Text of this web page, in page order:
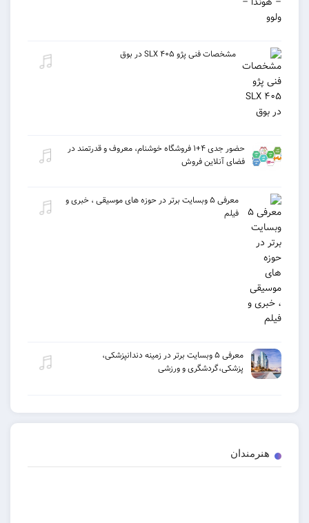
مشخصات فنی پژو ۴۰۵ SLX در بوق
حضور جدی ۴+۱ فروشگاه خوشنام، معروف و قدرتمند در
فضای آنلاین فروش
معرفی ۵ وبسایت برتر در حوزه های موسیقی ، خبری و
معرفی ۵ وبسایت برتر در زمینه دندانپزشکی،
پزشکی،گردشگری و ورزشی